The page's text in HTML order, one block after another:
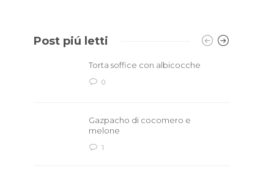
Post piú letti
Torta soffice con albicocche
0
Gazpacho di cocomero e
melone
1